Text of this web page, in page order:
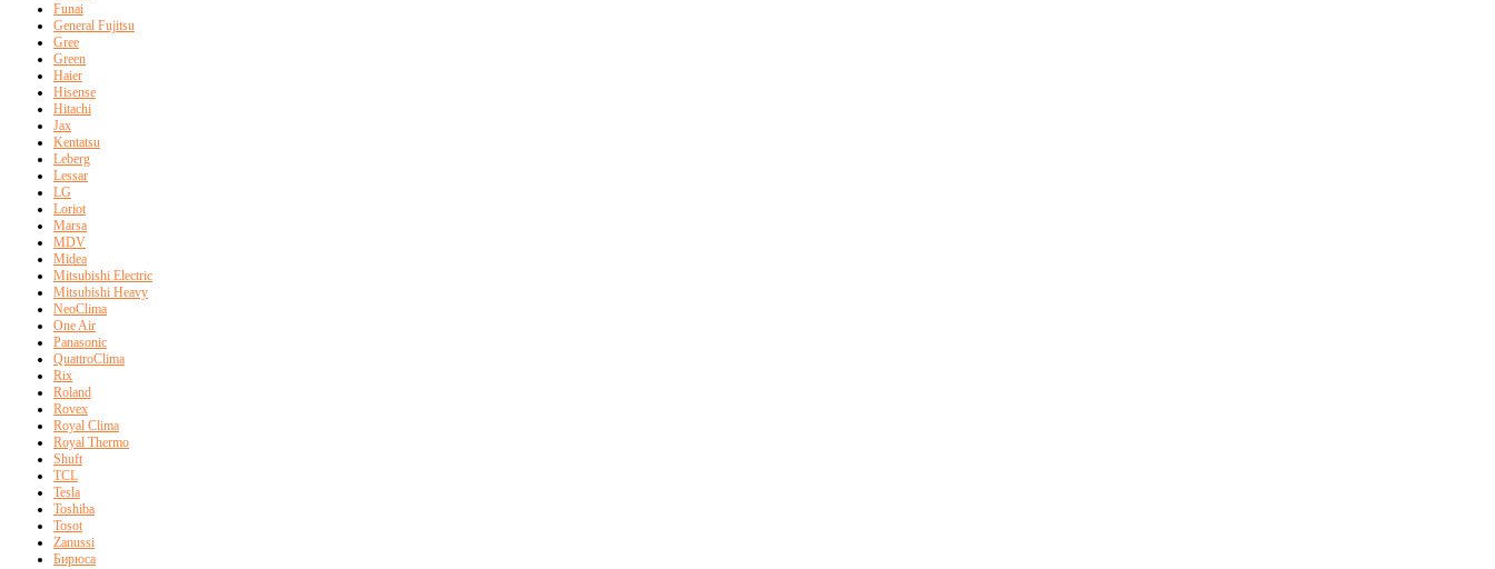
Funai
General Fujitsu
Gree
Green
Haier
Hisense
Hitachi
Jax
Kentatsu
Leberg
Lessar
LG
Loriot
Marsa
MDV
Midea
Mitsubishi Electric
Mitsubishi Heavy
NeoClima
One Air
Panasonic
QuattroClima
Rix
Roland
Rovex
Royal Clima
Royal Thermo
Shuft
TCL
Tesla
Toshiba
Tosot
Zanussi
Бирюса